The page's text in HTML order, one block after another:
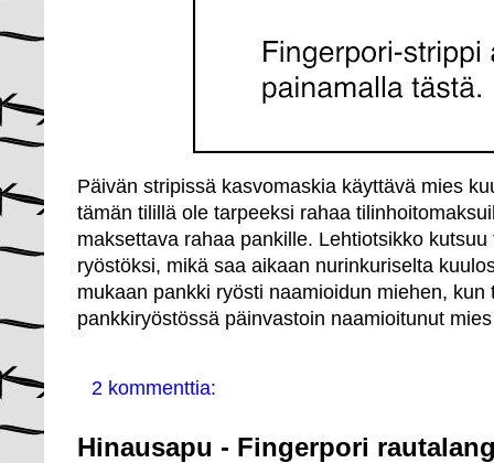
Päivän stripissä kasvomaskia käyttävä mies
tämän tilillä ole tarpeeksi rahaa
maksettava rahaa pankille. Lehtiotsikko
ryöstöksi, mikä saa aikaan nurinkuriselta
mukaan pankki ryösti naamioidun miehen,
pankkiryöstössä päinvastoin naamioitunut
2 kommenttia:
Hinausapu - Fingerpori